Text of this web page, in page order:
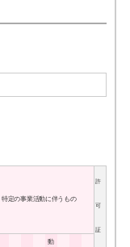
特定の事業活動に伴うもの
許
可
証
動